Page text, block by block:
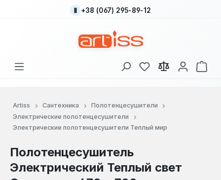
Перейти к основному содержанию
+38 (067) 295-89-12
У вас есть товары
В
Artiss Сантехника
Полотенцесушители
Электрические полотенцесушители
Электрические полотенцесушители Теплый мир
Полотенцесушитель
Электрический Теплый свет